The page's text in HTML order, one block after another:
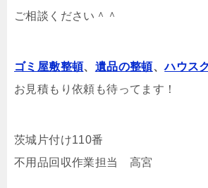
ご相談ください＾＾
ゴミ屋敷整頓、 遺品の整頓、ハウス
お見積もり依頼も待ってます！
茨城片付け110番
不用品回収作業担当 高宮